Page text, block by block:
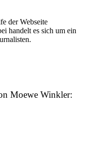
der Webseite
handelt es sich um ein
Moewe Winkler: